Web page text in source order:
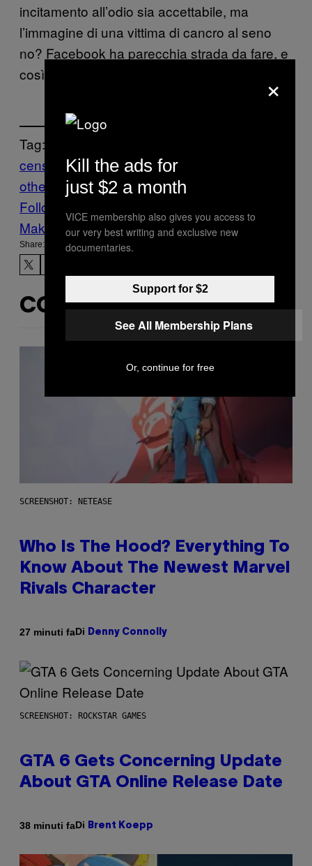
incitamento all’odio sia accettabile, ma
l’immagine di una vittima di cancro al seno
no? Facebook ha parecchia strada da fare, e
così anche la nostra società.
Tag:
censura Facebook Internet
otherboard motherboard show
Follow Us On Discover
Make Us Preferred In Top Stories
Share:
CONTENUTI SIMILI
SCREENSHOT: NETEASE
Who Is The Hood? Everything To
Know About The Newest Marvel
Rivals Character
27 minuti faDi Denny Connolly
SCREENSHOT: ROCKSTAR GAMES
GTA 6 Gets Concerning Update
About GTA Online Release Date
38 minuti faDi Brent Koepp
×
Kill the ads for
just $2 a month
VICE membership also gives you access to
our very best writing and exclusive new
documentaries.
Support for $2
See All Membership Plans
Or, continue for free